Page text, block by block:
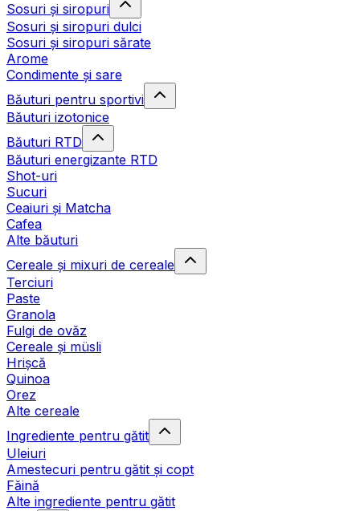
Sosuri și siropuri
Sosuri și siropuri dulci
Sosuri și siropuri sărate
Arome
Condimente și sare
Băuturi pentru sportivi
Băuturi izotonice
Băuturi RTD
Băuturi energizante RTD
Shot-uri
Sucuri
Ceaiuri și Matcha
Cafea
Alte băuturi
Cereale și mixuri de cereale
Terciuri
Paste
Granola
Fulgi de ovăz
Cereale și müsli
Hrișcă
Quinoa
Orez
Alte cereale
Ingrediente pentru gătit
Uleiuri
Amestecuri pentru gătit și copt
Făină
Alte ingrediente pentru gătit